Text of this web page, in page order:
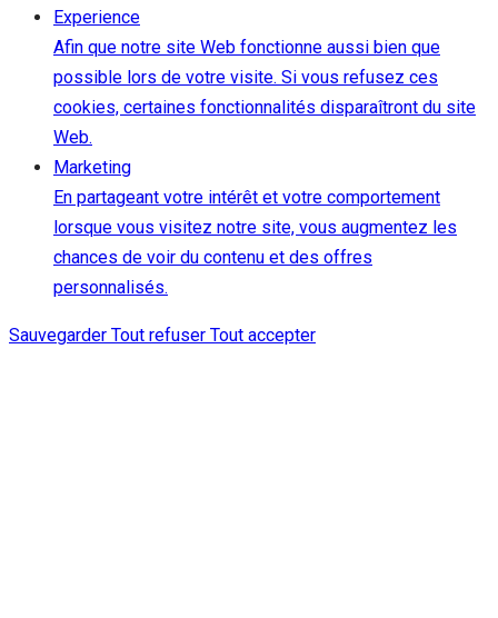
Experience
Afin que notre site Web fonctionne aussi bien que
possible lors de votre visite. Si vous refusez ces
cookies, certaines fonctionnalités disparaîtront du site
Web.
Marketing
En partageant votre intérêt et votre comportement
lorsque vous visitez notre site, vous augmentez les
chances de voir du contenu et des offres
personnalisés.
Sauvegarder Tout refuser Tout accepter